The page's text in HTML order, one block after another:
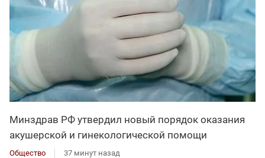
Минздрав РФ утвердил новый порядок оказания
акушерской и гинекологической помощи
Общество 37 минут назад